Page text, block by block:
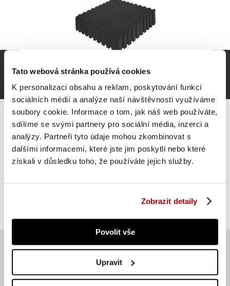
Tato webová stránka používá cookies
K personalizaci obsahu a reklam, poskytování funkcí
sociálních médií a analýze naší návštěvnosti využíváme
soubory cookie. Informace o tom, jak náš web používáte,
sdílíme se svými partnery pro sociální média, inzerci a
analýzy. Partneři tyto údaje mohou zkombinovat s
dalšími informacemi, které jste jim poskytli nebo které
získali v důsledku toho, že používáte jejich služby.
Zobrazit detaily
Povolit vše
Upravit
Gorilla Sports Sada ochranných podložek, černá, 8 ks
Do košíku
skladem
Aktuálně